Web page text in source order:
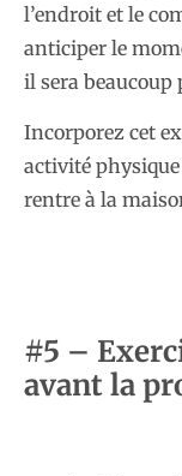
l’endroit et le
anticiper le
il sera beaucoup
Incorporez cet
activité
rentre à la
#5 –
avant la